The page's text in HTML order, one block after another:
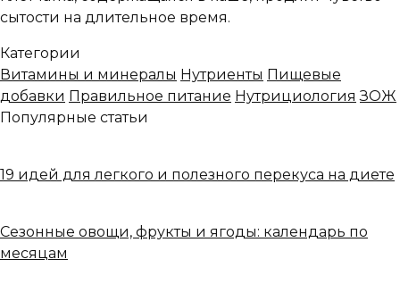
сытости на длительное время.
Категории
Витамины и минералы Нутриенты Пищевые
добавки Правильное питание Нутрициология ЗОЖ
Популярные статьи
19 идей для легкого и полезного перекуса на диете
Сезонные овощи, фрукты и ягоды: календарь по
месяцам